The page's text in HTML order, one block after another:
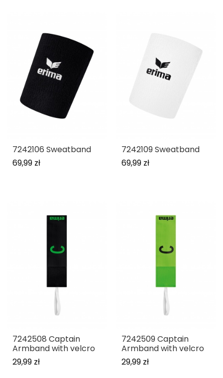
7242106 Sweatband
69,99 zł
7242109 Sweatband
69,99 zł
7242508 Captain
Armband with velcro
29,99 zł
7242509 Captain
Armband with velcro
29,99 zł